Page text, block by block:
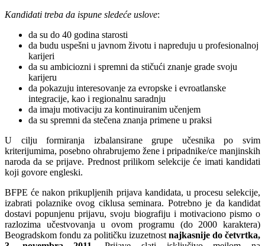
Kandidati treba da ispune sledeće uslove:
da su do 40 godina starosti
da budu uspešni u javnom životu i napreduju u profesionalnoj
karijeri
da su ambiciozni i spremni da stičući znanje grade svoju
karijeru
da pokazuju interesovanje za evropske i evroatlanske
integracije, kao i regionalnu saradnju
da imaju motivaciju za kontinuiranim učenjem
da su spremni da stečena znanja primene u praksi
U cilju formiranja izbalansirane grupe učesnika po svim
kriterijumima, posebno ohrabrujemo žene i pripadnike/ce manjinskih
naroda da se prijave. Prednost prilikom selekcije će imati kandidati
koji govore engleski.
BFPE će nakon prikupljenih prijava kandidata, u procesu selekcije,
izabrati polaznike ovog ciklusa seminara. Potrebno je da kandidat
dostavi popunjenu prijavu, svoju biografiju i motivaciono pismo o
razlozima učestvovanja u ovom programu (do 2000 karaktera)
Beogradskom fondu za političku izuzetnost najkasnije do četvrtka,